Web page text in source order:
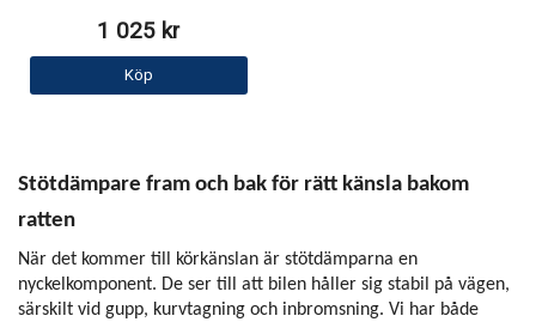
1 025 kr
Köp
Stötdämpare fram och bak för rätt känsla bakom
ratten
När det kommer till körkänslan är stötdämparna en
nyckelkomponent. De ser till att bilen håller sig stabil på vägen,
särskilt vid gupp, kurvtagning och inbromsning. Vi har både